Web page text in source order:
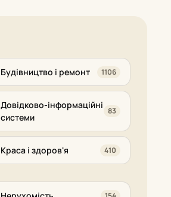
Будівництво і ремонт 1106
Довідково-інформаційні
системи
83
Краса і здоров'я 410